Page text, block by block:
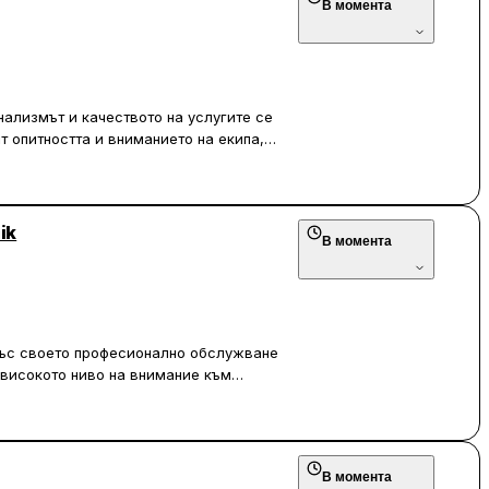
и качеството на услугите се
опитността и вниманието на екипа,
на брада, резултатите са
на качествени продукти, които
с екип, който винаги посреща
посетители, което говори
В момента
своето професионално обслужване
ниво на внимание към
за цялостното приятно
са на високо ниво, което създава
В момента
В момента